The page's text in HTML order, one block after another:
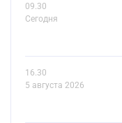
09.30
Сегодня
16.30
5 августа 2026